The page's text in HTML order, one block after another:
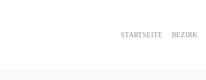
STARTSEITE BEZIRK